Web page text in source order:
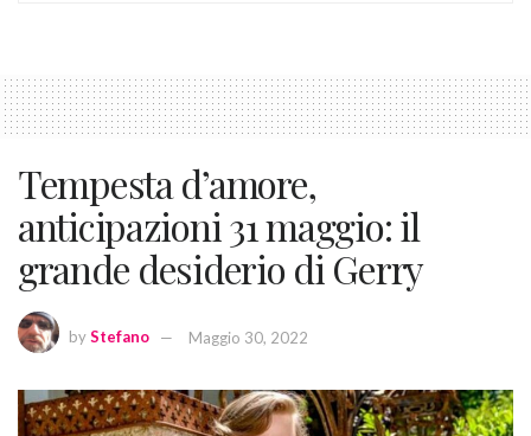
Tempesta d’amore,
anticipazioni 31 maggio: il
grande desiderio di Gerry
byStefano Maggio 30, 2022